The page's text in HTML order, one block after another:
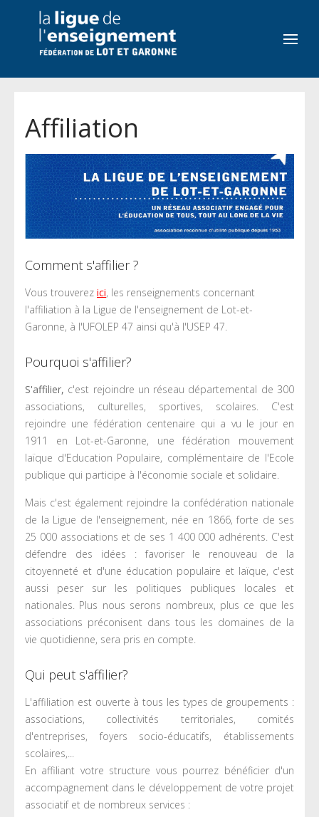
Affiliation
Comment s'affilier ?
Vous trouverez ici, les renseignements concernant
l'affiliation à la Ligue de l'enseignement de Lot-et-
Garonne, à l'UFOLEP 47 ainsi qu'à l'USEP 47.
Pourquoi s'affilier?
S'affilier, c'est rejoindre un réseau départemental de 300
associations, culturelles, sportives, scolaires. C'est
rejoindre une fédération centenaire qui a vu le jour en
1911 en Lot-et-Garonne, une fédération mouvement
laïque d'Education Populaire, complémentaire de l'Ecole
publique qui participe à l'économie sociale et solidaire.
Mais c'est également rejoindre la confédération nationale
de la Ligue de l'enseignement, née en 1866, forte de ses
25 000 associations et de ses 1 400 000 adhérents. C'est
défendre des idées : favoriser le renouveau de la
citoyenneté et d'une éducation populaire et laïque, c'est
aussi peser sur les politiques publiques locales et
nationales. Plus nous serons nombreux, plus ce que les
associations préconisent dans tous les domaines de la
vie quotidienne, sera pris en compte.
Qui peut s'affilier?
L'affiliation est ouverte à tous les types de groupements :
associations, collectivités territoriales, comités
d'entreprises, foyers socio-éducatifs, établissements
scolaires,...
En affiliant votre structure vous pourrez bénéficier d'un
accompagnement dans le développement de votre projet
associatif et de nombreux services :